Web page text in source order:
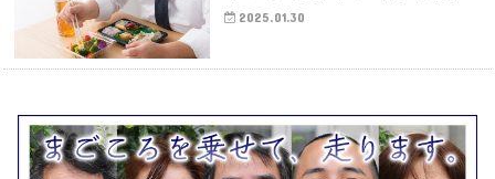
2025.01.30